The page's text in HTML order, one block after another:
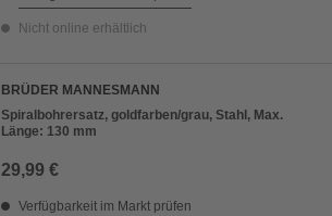
Nicht online erhältlich
BRÜDER MANNESMANN
Spiralbohrersatz, goldfarben/grau, Stahl, Max.
Länge: 130 mm
29,99 €
Verfügbarkeit im Markt prüfen